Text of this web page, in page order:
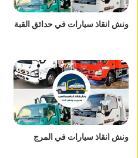
ونش انقاذ سيارات في حدائق القبة
ونش انقاذ سيارات في المرج